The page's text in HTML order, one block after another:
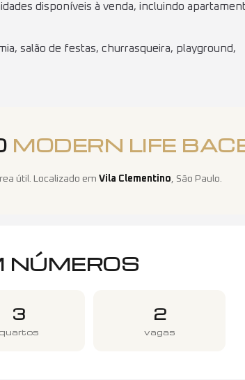
disponíveis à venda, incluindo
salão de festas, churrasqueira, playground,
MODERN LIFE
útil. Localizado em Vila Clementino, São Paulo.
NÚMEROS
quartos
3
vagas
2